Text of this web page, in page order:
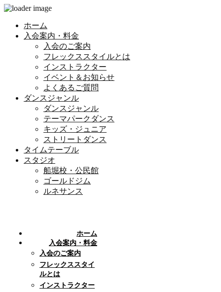
ホーム
入会案内・料金
入会のご案内
フレックススタイルとは
インストラクター
イベント＆お知らせ
よくあるご質問
ダンスジャンル
ダンスジャンル
テーマパークダンス
キッズ・ジュニア
ストリートダンス
タイムテーブル
スタジオ
船堀校・公民館
ゴールドジム
ルネサンス
ホーム
入会案内・料金
入会のご案内
フレックススタイ
ルとは
インストラクター